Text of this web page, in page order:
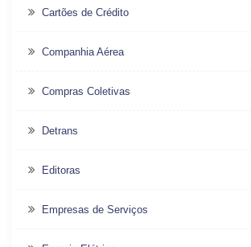
Cartões de Crédito
Companhia Aérea
Compras Coletivas
Detrans
Editoras
Empresas de Serviços